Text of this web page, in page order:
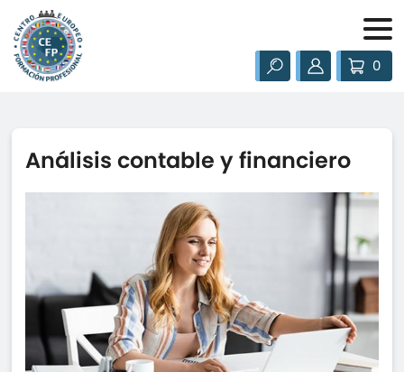
0
Análisis contable y financiero